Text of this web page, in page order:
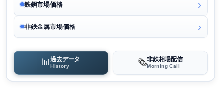
鉄鋼市場価格
非鉄金属市場価格
📊過去データ
History 🗞️非鉄相場配信
Morning Call